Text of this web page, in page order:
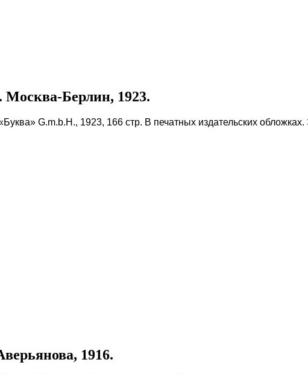
Москва-Берлин, 1923.
G.m.b.H., 1923, 166 стр. В печатных издательских
1916.